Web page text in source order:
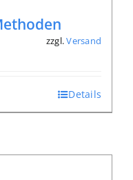
zzgl.Versand
Details